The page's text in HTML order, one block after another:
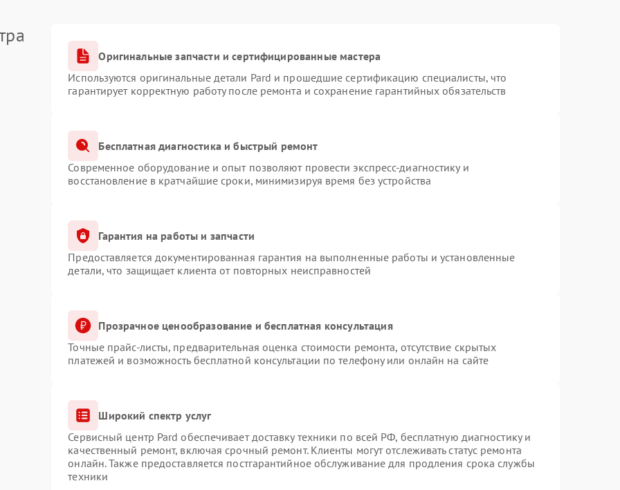
Оригинальные запчасти и сертифицированные мастера
Используются оригинальные детали Pard и прошедшие сертификацию специалисты, что
гарантирует корректную работу после ремонта и сохранение гарантийных обязательств
Бесплатная диагностика и быстрый ремонт
Современное оборудование и опыт позволяют провести экспресс-диагностику и
восстановление в кратчайшие сроки, минимизируя время без устройства
Гарантия на работы и запчасти
Предоставляется документированная гарантия на выполненные работы и установленные
детали, что защищает клиента от повторных неисправностей
Прозрачное ценообразование и бесплатная консультация
Точные прайс-листы, предварительная оценка стоимости ремонта, отсутствие скрытых
платежей и возможность бесплатной консультации по телефону или онлайн на сайте
Широкий спектр услуг
Сервисный центр Pard обеспечивает доставку техники по всей РФ, бесплатную диагностику и
качественный ремонт, включая срочный ремонт. Клиенты могут отслеживать статус ремонта
онлайн. Также предоставляется постгарантийное обслуживание для продления срока службы
техники